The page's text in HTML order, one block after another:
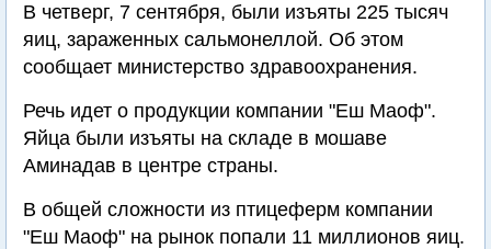
В четверг, 7 сентября, были изъяты 225 тысяч
яиц, зараженных сальмонеллой. Об этом
сообщает министерство здравоохранения.
Речь идет о продукции компании "Еш Маоф".
Яйца были изъяты на складе в мошаве
Аминадав в центре страны.
В общей сложности из птицеферм компании
"Еш Маоф" на рынок попали 11 миллионов яиц.